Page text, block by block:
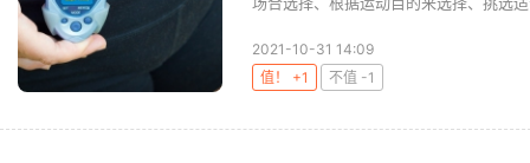
2021-10-31 14:09
值！ +1
不值 -1